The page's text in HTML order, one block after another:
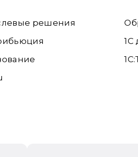
решения
1С